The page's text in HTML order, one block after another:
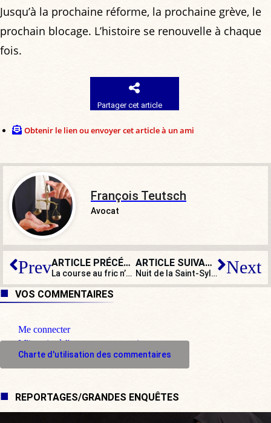
Jusqu’à la prochaine réforme, la prochaine grève, le
prochain blocage. L’histoire se renouvelle à chaque
fois.
Partager cet article
Obtenir le lien ou envoyer cet article à un ami
François Teutsch
Avocat
Prev ARTICLE PRÉCÉDENT
La course au fric n’a pas de limites : le Dakar s’installe en Arabie saoudite
ARTICLE SUIVANT
Nuit de la Saint-Sylvestre : le record des voitures brûlées a été battu Next
VOS COMMENTAIRES
Me connecter
M'inscrire à l'espace commentaire
Charte d'utilisation des commentaires
REPORTAGES/GRANDES ENQUÊTES